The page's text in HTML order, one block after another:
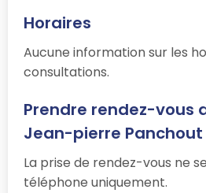
Horaires
Aucune information sur les
consultations.
Prendre rendez-vous
Jean-pierre Panchout
La prise de rendez-vous ne
téléphone uniquement.